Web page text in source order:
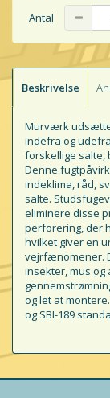
Antal
Beskrivelse
Murværk
indefra og
forskellige salte,
Denne
indeklima, råd,
salte.
eliminere disse
perforering, der
hvilket giver en
vejrfænomener.
insekter, mus
og let at
og SBI-189